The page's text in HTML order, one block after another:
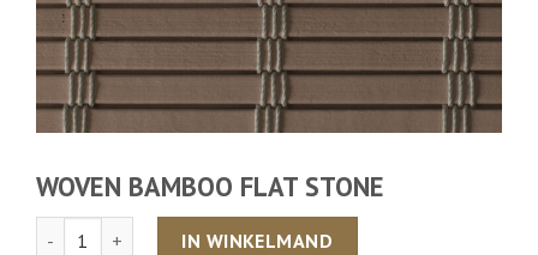
WOVEN BAMBOO FLAT STONE
Aantal IN WINKELMAND